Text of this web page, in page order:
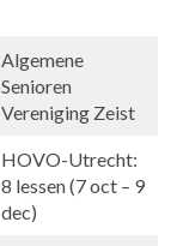
Algemene
Senioren
Vereniging Zeist
HOVO-Utrecht:
8 lessen (7 oct – 9
dec)